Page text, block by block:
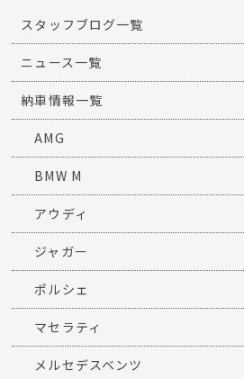
スタッフブログ一覧
ニュース一覧
納車情報一覧
AMG
BMW M
アウディ
ジャガー
ポルシェ
マセラティ
メルセデスベンツ